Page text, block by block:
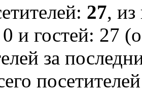
27, из
и гостей: 27
за